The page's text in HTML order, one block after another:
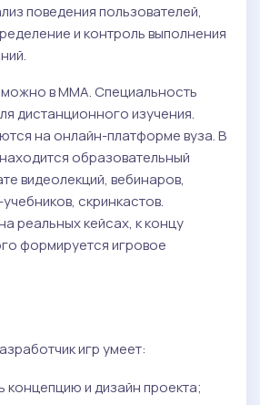
поведения пользователей,
и контроль выполнения
в ММА. Специальность
дистанционного изучения.
на онлайн-платформе вуза. В
образовательный
видеолекций, вебинаров,
скринкастов.
реальных кейсах, к концу
формируется игровое
игр умеет:
концепцию и дизайн проекта;